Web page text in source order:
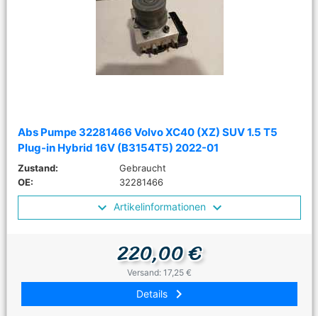
Abs Pumpe 32281466 Volvo XC40 (XZ) SUV 1.5 T5
Plug-in Hybrid 16V (B3154T5) 2022-01
Zustand:
Gebraucht
OE:
32281466
Artikelinformationen
220,00 €
Versand: 17,25 €
Details keyboard_arrow_right